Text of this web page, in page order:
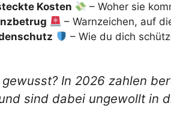
Kosten
– Woher sie
– Warnzeichen, auf
– Wie du dich
gewusst? In 2026 zahlen
sind dabei ungewollt in